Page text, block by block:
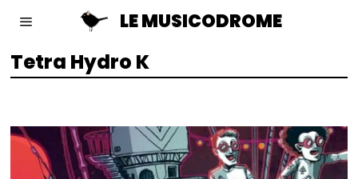
LE MUSICODROME
Tetra Hydro K